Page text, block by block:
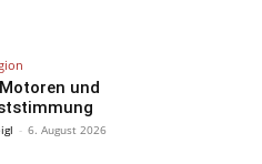
und
- 6. August 2026